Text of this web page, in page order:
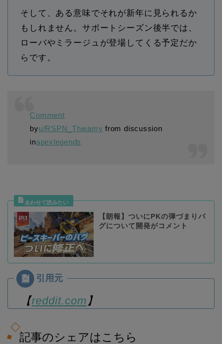
そして、ある意味でそれが新年に見られるか
もしれません。サポートシーズン後半では、
ローバやミラージュが登場してくる予定だか
らです。
Comment
byu/RSPN_Thieamy from discussion
inapexlegends
【朗報】ついにPKの弾づまりバ
グについて開発がコメント
【reddit.com 】
記事のシェアはこちら